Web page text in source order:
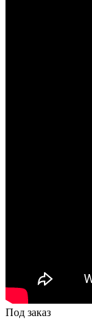
Под заказ